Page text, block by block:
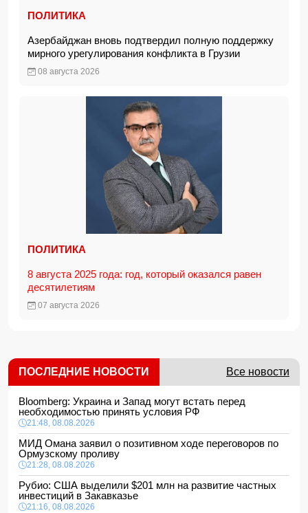
ПОЛИТИКА
Азербайджан вновь подтвердил полную поддержку
мирного урегулирования конфликта в Грузии
08 августа 2026
ПОЛИТИКА
8 августа 2025 года: год, который оказался равен
десятилетиям
07 августа 2026
ПОСЛЕДНИЕ НОВОСТИ Все новости
Bloomberg: Украина и Запад могут встать перед
необходимостью принять условия РФ
21:48, 08.08.2026
МИД Омана заявил о позитивном ходе переговоров по
Ормузскому проливу
21:28, 08.08.2026
Рубио: США выделили $201 млн на развитие частных
инвестиций в Закавказье
21:16, 08.08.2026